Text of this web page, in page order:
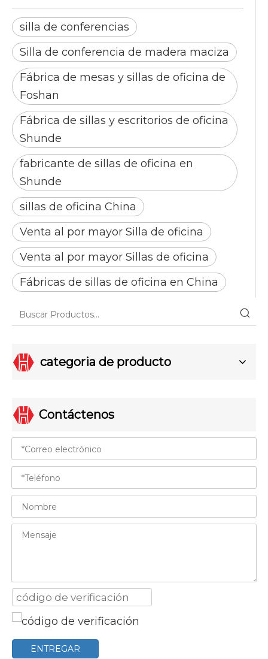
silla de conferencias
Silla de conferencia de madera maciza
Fábrica de mesas y sillas de oficina de
Foshan
Fábrica de sillas y escritorios de oficina
Shunde
fabricante de sillas de oficina en
Shunde
sillas de oficina China
Venta al por mayor Silla de oficina
Venta al por mayor Sillas de oficina
Fábricas de sillas de oficina en China
categoria de producto
Contáctenos
ENTREGAR